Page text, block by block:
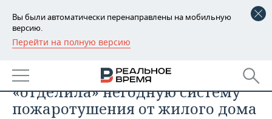
Вы были автоматически перенаправлены на мобильную
версию.
Перейти на полную версию
РЕГИОНЫ
БАШКОРТОСТАН
ТАТАРСТАН
НОВОСТИ
АНАЛИТИКА
Как Госжилинспекция
«отделила» негодную систему
пожаротушения от жилого дома